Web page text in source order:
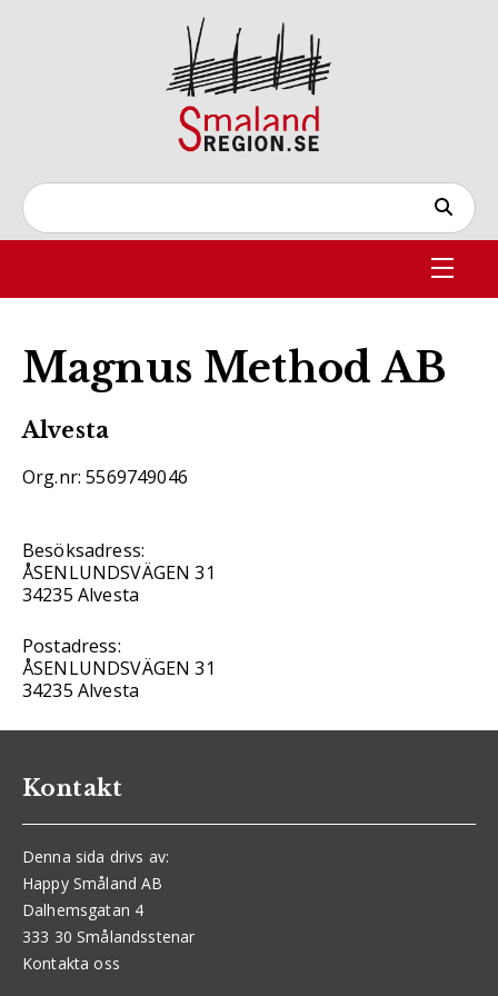
Magnus Method AB
Alvesta
Org.nr: 5569749046
Besöksadress:
ÅSENLUNDSVÄGEN 31
34235 Alvesta
Postadress:
ÅSENLUNDSVÄGEN 31
34235 Alvesta
Kontakt
Denna sida drivs av:
Happy Småland AB
Dalhemsgatan 4
333 30 Smålandsstenar
Kontakta oss